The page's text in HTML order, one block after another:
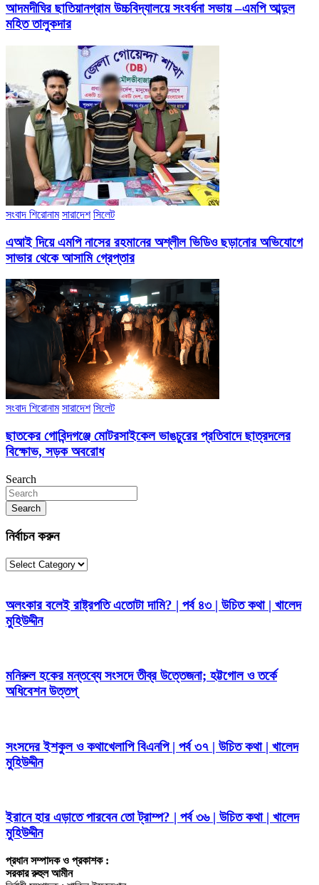
আদমদীঘির ছাতিয়ানগ্রাম উচ্চবিদ্যালয়ে সংবর্ধনা সভায় –এমপি আব্দুল
মহিত তালুকদার
সংবাদ শিরোনাম সারাদেশ সিলেট
এআই দিয়ে এমপি নাসের রহমানের অশ্লীল ভিডিও ছড়ানোর অভিযোগে
সাভার থেকে আসামি গ্রেপ্তার
সংবাদ শিরোনাম সারাদেশ সিলেট
ছাতকের গোবিন্দগঞ্জে মোটরসাইকেল ভাঙচুরের প্রতিবাদে ছাত্রদলের
বিক্ষোভ, সড়ক অবরোধ
Search
Search
নির্বাচন করুন
নির্বাচন
অলংকার বলেই রাষ্ট্রপতি এতোটা দামি? | পর্ব ৪৩ | উচিত কথা | খালেদ
মুহিউদ্দীন
মনিরুল হকের মন্তব্যে সংসদে তীব্র উত্তেজনা; হট্টগোল ও তর্কে
অধিবেশন উত্তপ্
সংসদের ইশকুল ও কথাখেলাপি বিএনপি | পর্ব ৩৭ | উচিত কথা | খালেদ
মুহিউদ্দীন
ইরানে হার এড়াতে পারবেন তো ট্রাম্প? | পর্ব ৩৬ | উচিত কথা | খালেদ
মুহিউদ্দীন
প্রধান সম্পাদক ও প্রকাশক :
সরকার রুহুল আমীন